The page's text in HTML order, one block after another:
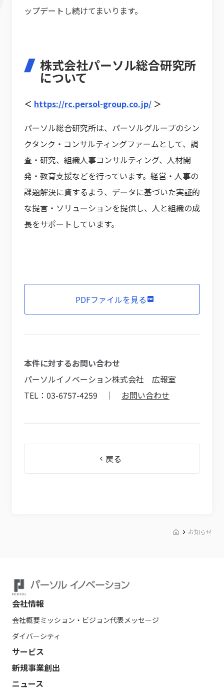
ップデートし続けてまいります。
株式会社パーソル総合研究所
について
＜ https://rc.persol-group.co.jp/ ＞
パーソル総合研究所は、パーソルグループのシン
クタンク・コンサルティングファームとして、調
査・研究、組織人事コンサルティング、人材開
発・教育支援などを行っています。経営・人事の
課題解決に資するよう、データに基づいた実証的
な提言・ソリューションを提供し、人と組織の成
長をサポートしています。
PDFファイルを見る
本件に対するお問い合わせ
パーソルイノベーション株式会社 広報室
TEL：03-6757-4259 ｜ お問い合わせ
戻る
お知らせ
会社情報
会社概要ミッション・ビジョン代表メッセージ
ダイバーシティ
サービス
新規事業創出
ニュース